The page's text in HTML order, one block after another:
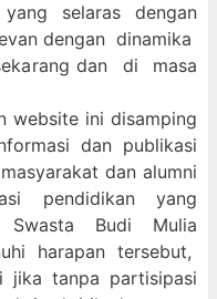
yang selaras dengan
dengan dinamika
dan di masa
website ini disamping
dan publikasi
dan alumni
pendidikan yang
Swasta Budi Mulia
harapan tersebut,
jika tanpa partisipasi